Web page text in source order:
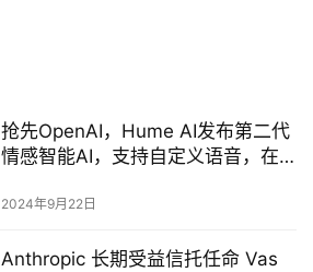
抢先OpenAI，Hume AI发布第二代
情感智能AI，支持自定义语音，在
2024年9月22日
Anthropic 长期受益信托任命 Vas